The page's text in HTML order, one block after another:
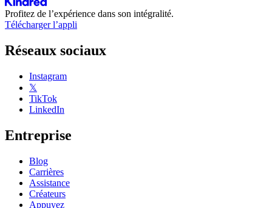
Profitez de l’expérience dans son intégralité.
Télécharger l’appli
Réseaux sociaux
Instagram
𝕏
TikTok
LinkedIn
Entreprise
Blog
Carrières
Assistance
Créateurs
Appuyez